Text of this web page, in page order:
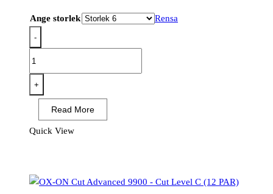
Ange storlek Rensa
-
Flexible
Advanced
(12
+
Read More
Quick View